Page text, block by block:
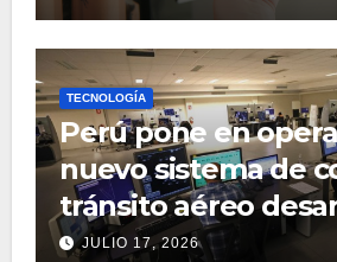
TECNOLOGÍA
Perú pone en
nuevo sistema de
tránsito aéreo
por Indra
JULIO 17, 2026